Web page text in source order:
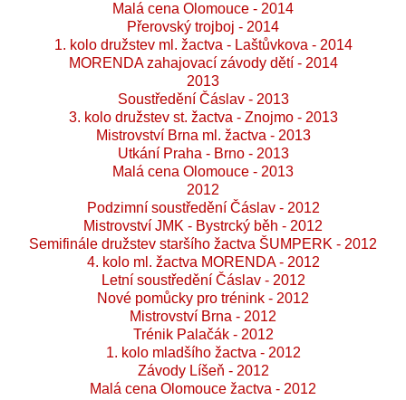
Malá cena Olomouce - 2014
Přerovský trojboj - 2014
1. kolo družstev ml. žactva - Laštůvkova - 2014
MORENDA zahajovací závody dětí - 2014
2013
Soustředění Čáslav - 2013
3. kolo družstev st. žactva - Znojmo - 2013
Mistrovství Brna ml. žactva - 2013
Utkání Praha - Brno - 2013
Malá cena Olomouce - 2013
2012
Podzimní soustředění Čáslav - 2012
Mistrovství JMK - Bystrcký běh - 2012
Semifinále družstev staršího žactva ŠUMPERK - 2012
4. kolo ml. žactva MORENDA - 2012
Letní soustředění Čáslav - 2012
Nové pomůcky pro trénink - 2012
Mistrovství Brna - 2012
Trénik Palačák - 2012
1. kolo mladšího žactva - 2012
Závody Líšeň - 2012
Malá cena Olomouce žactva - 2012